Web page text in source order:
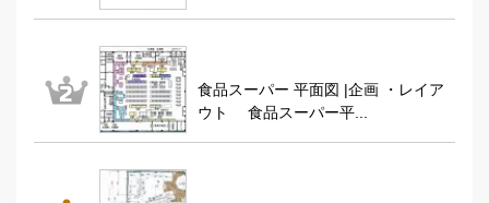
食品スーパー 平面図 |企画 ・レイア
ウト 食品スーパー平...